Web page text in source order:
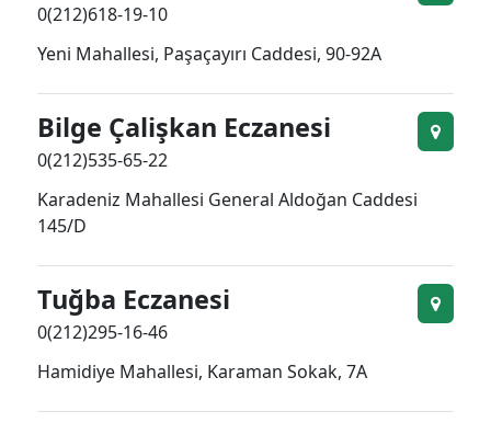
0(212)618-19-10
Yeni Mahallesi, Paşaçayırı Caddesi, 90-92A
Bilge Çalişkan Eczanesi
0(212)535-65-22
Karadeniz Mahallesi General Aldoğan Caddesi
145/D
Tuğba Eczanesi
0(212)295-16-46
Hamidiye Mahallesi, Karaman Sokak, 7A